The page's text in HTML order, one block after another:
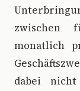
zwischen
monatlich
dabei